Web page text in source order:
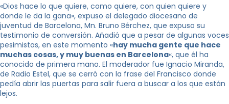
«Dios hace lo que quiere, como quiere, con quien quiere y
donde le da la gana», expuso el delegado diocesano de
juventud de Barcelona, ​​Mn. Bruno Bérchez, que expuso su
testimonio de conversión. Añadió que a pesar de algunas voces
pesimistas, en este momento «hay mucha gente que hace
muchas cosas, y muy buenas en Barcelona«, que él ha
conocido de primera mano. El moderador fue Ignacio Miranda,
de Radio Estel, que se cerró con la frase del Francisco donde
pedía abrir las puertas para salir fuera a buscar a los que están
lejos.